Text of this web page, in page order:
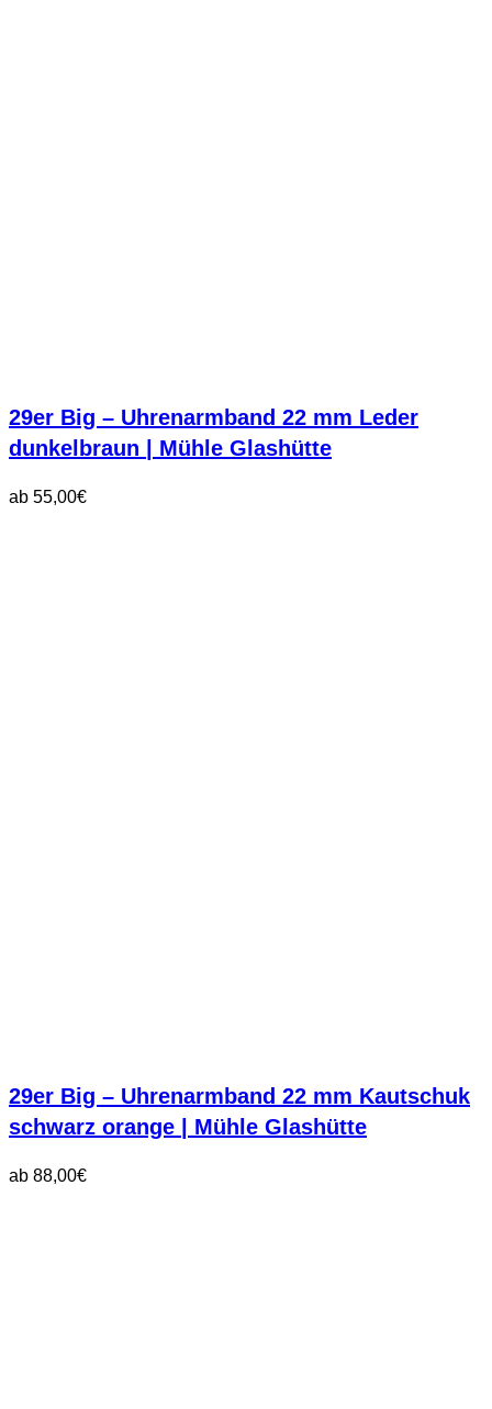
29er Big – Uhrenarmband 22 mm Leder
dunkelbraun | Mühle Glashütte
ab 55,00€
29er Big – Uhrenarmband 22 mm Kautschuk
schwarz orange | Mühle Glashütte
ab 88,00€